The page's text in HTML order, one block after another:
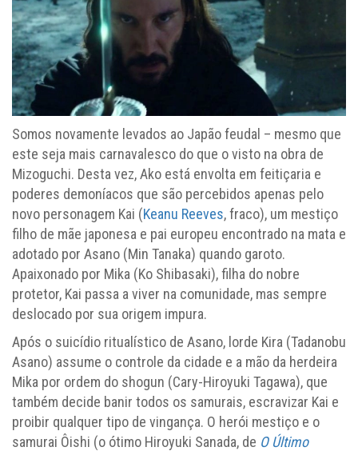
Somos novamente levados ao Japão feudal – mesmo que
este seja mais carnavalesco do que o visto na obra de
Mizoguchi. Desta vez, Ako está envolta em feitiçaria e
poderes demoníacos que são percebidos apenas pelo
novo personagem Kai (Keanu Reeves, fraco), um mestiço
filho de mãe japonesa e pai europeu encontrado na mata e
adotado por Asano (Min Tanaka) quando garoto.
Apaixonado por Mika (Ko Shibasaki), filha do nobre
protetor, Kai passa a viver na comunidade, mas sempre
deslocado por sua origem impura.
Após o suicídio ritualístico de Asano, lorde Kira (Tadanobu
Asano) assume o controle da cidade e a mão da herdeira
Mika por ordem do shogun (Cary-Hiroyuki Tagawa), que
também decide banir todos os samurais, escravizar Kai e
proibir qualquer tipo de vingança. O herói mestiço e o
samurai Ôishi (o ótimo Hiroyuki Sanada, de O Último